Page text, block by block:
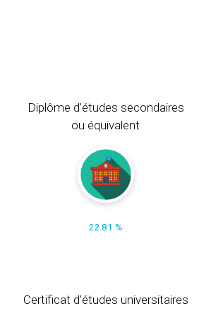
Diplôme d'études secondaires
ou équivalent
22.81 %
Certificat d'études universitaires